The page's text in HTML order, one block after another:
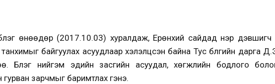
өнөөдөр (2017.10.03) хуралдаж, Ерөнхий сайдад нэр дэвшигч
байгуулах асуудлаар хэлэлцсэн байна Тус бүлгийн дарга
Бүлэг нийгэм эдийн засгийн асуудал, хөгжлийн бодлого
зарчмыг баримтлах гэнэ.